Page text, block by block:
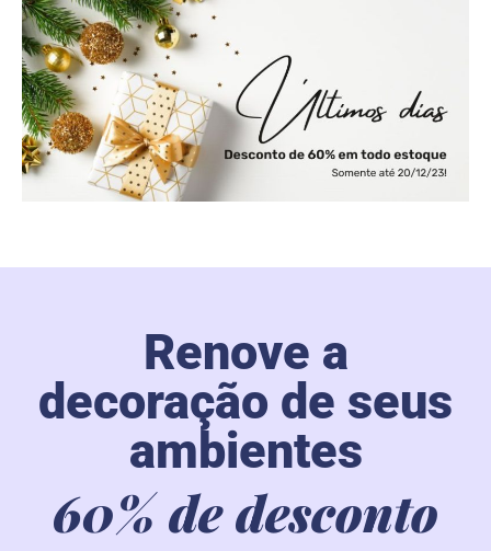
Renove a
decoração de seus
ambientes
60% de desconto